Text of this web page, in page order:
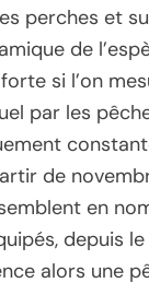
perches et
de
si l’on
par les
de
en
depuis
alors une